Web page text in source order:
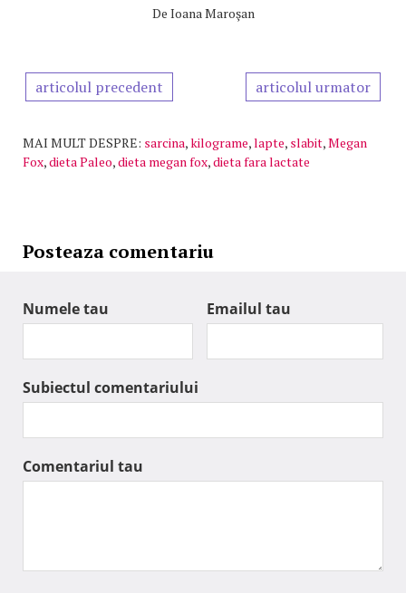
De Ioana Maroşan
articolul precedent articolul urmator
MAI MULT DESPRE: sarcina,kilograme,lapte, slabit,Megan
Fox,dieta Paleo,dieta megan fox,dieta fara lactate
Posteaza comentariu
Numele tau Emailul tau
Subiectul comentariului
Comentariul tau